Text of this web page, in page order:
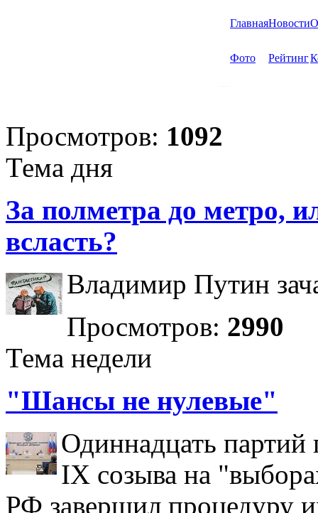
ГлавнаяНовости
Фото Рейтинг
Просмотров: 1092
Тема дня
За полметра до метро,
всласть?
Владимир Путин
Просмотров: 2990
Тема недели
"Шансы не нулевые"
Одиннадцать партий
IX созыва на
РФ завершил процедуру